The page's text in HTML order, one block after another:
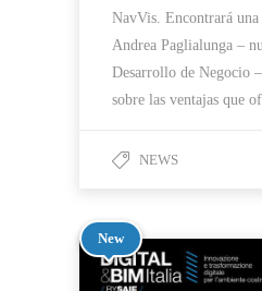
NavVis. Encontrará
Andrea Paglialunga –
Desarrollo de Negocio
sobre las ventajas que
NEWS
New